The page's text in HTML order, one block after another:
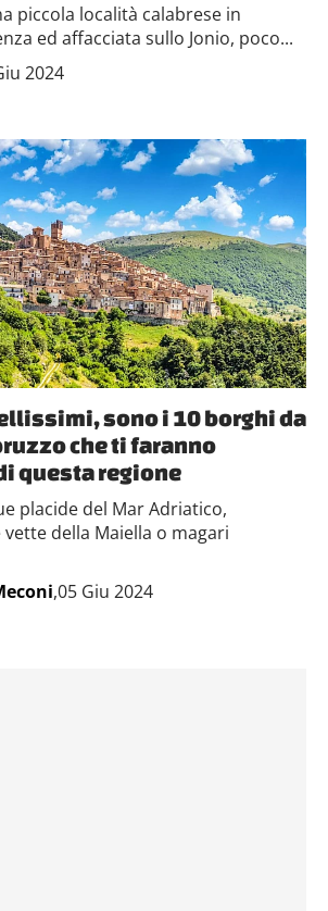
piccola località calabrese in
ed affacciata sullo Jonio, poco...
2024
sono i 10 borghi da
che ti faranno
questa regione
placide del Mar Adriatico,
della Maiella o magari
,05 Giu 2024